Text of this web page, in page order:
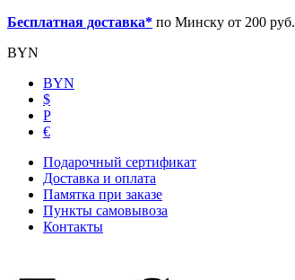
Бесплатная доставка* по Минску от 200 руб.
BYN
BYN
$
Р
€
Подарочный сертификат
Доставка и оплата
Памятка при заказе
Пункты самовывоза
Контакты